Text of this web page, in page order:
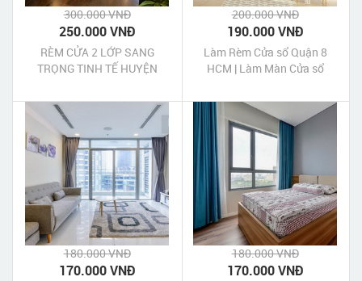
300.000 VNĐ
250.000 VNĐ
RÈM CỬA 2 LỚP SANG
TRỌNG TINH TẾ HUYỆN
200.000 VNĐ
190.000 VNĐ
Làm Rèm Cửa sổ Quận 8
HCM | Làm Màn Cửa sổ
180.000 VNĐ
170.000 VNĐ
180.000 VNĐ
170.000 VNĐ